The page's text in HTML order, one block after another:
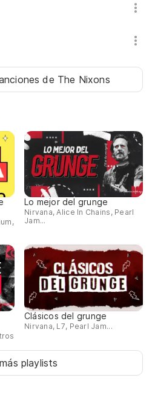
de The Nixons
Lo mejor del grunge
Nirvana, Alice In Chains, Pearl
Jam...
Clásicos del grunge
Nirvana, L7, Pearl Jam...
playlists